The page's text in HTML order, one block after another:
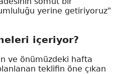
yerine getiriyoruz"
içeriyor?
ve önümüzdeki hafta
teklifin öne çıkan